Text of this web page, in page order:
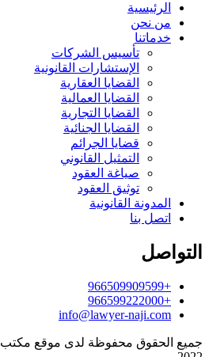
الرئيسية
من نحن
خدماتنا
تأسيس الشركات
الإستشارات القانونية
القضايا العقارية
القضايا العمالية
القضايا التجارية
القضايا الجنائية
قضايا الجرائم
التمثيل القانوني
صياغة العقود
توثيق العقود
المدونة القانونية
اتصل بنا
التواصل
+966509909599
+966599222000
info@lawyer-naji.com
جميع الحقوق محفوظة لدى موقع مكتب